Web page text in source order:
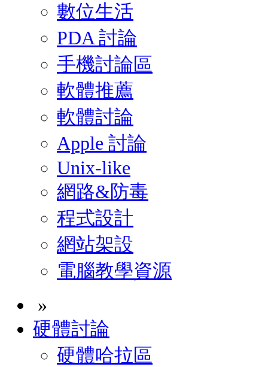
數位生活
PDA 討論
手機討論區
軟體推薦
軟體討論
Apple 討論
Unix-like
網路&防毒
程式設計
網站架設
電腦教學資源
»
硬體討論
硬體哈拉區